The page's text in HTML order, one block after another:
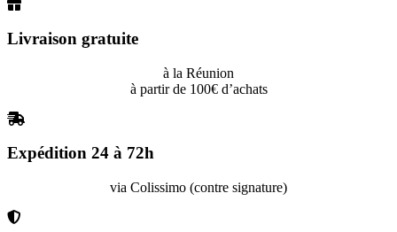
Livraison gratuite
à la Réunion
à partir de 100€ d’achats
Expédition 24 à 72h
via Colissimo (contre signature)